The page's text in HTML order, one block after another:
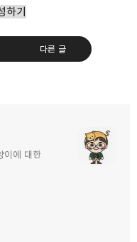
하기
다른 글
이에 대한